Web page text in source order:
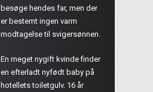
besøge hendes far, men der
er bestemt ingen varm
modtagelse til svigersønnen.
En meget nygift kvinde finder
en efterladt nyfødt baby på
hotellets toiletgulv. 16 år